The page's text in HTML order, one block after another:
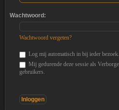
Wachtwoord:
Wachtwoord vergeten?
Log mij automatisch in bij ieder bezoek.
Mij gedurende deze sessie als
gebruikers.